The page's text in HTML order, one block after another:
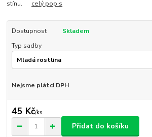
stínu. celý popis
Dostupnost
Skladem
Typ sadby
Nejsme plátci DPH
45 Kč/ks
Přidat do košíku